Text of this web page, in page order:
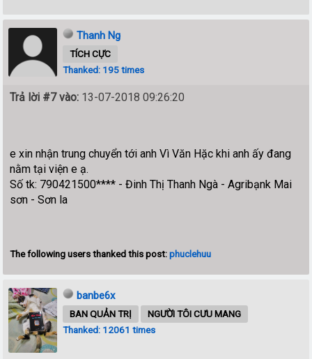
Thanh Ng
TÍCH CỰC
Thanked: 195 times
Trả lời #7 vào: 13-07-2018 09:26:20
e xin nhận trung chuyển tới anh Vì Văn Hặc khi anh ấy đang
nằm tại viện e ạ.
Số tk: 790421500**** - Đinh Thị Thanh Ngà - Agribạnk Mai
sơn - Sơn la
The following users thanked this post:phuclehuu
banbe6x
BAN QUẢN TRỊ
NGƯỜI TÔI CƯU MANG
Thanked: 12061 times